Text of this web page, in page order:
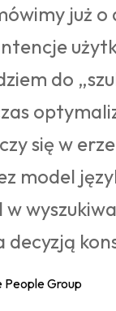
już
do
się w
model
w
decyzją
People Group